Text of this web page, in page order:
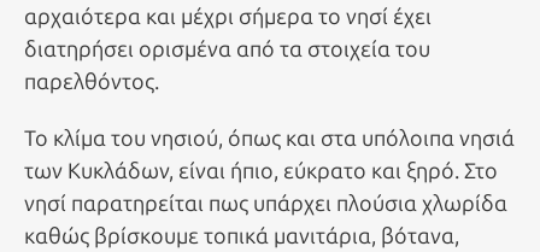
αρχαιότερα και μέχρι σήμερα το νησί έχει
διατηρήσει ορισμένα από τα στοιχεία του
παρελθόντος.
Το κλίμα του νησιού, όπως και στα υπόλοιπα νησιά
των Κυκλάδων, είναι ήπιο, εύκρατο και ξηρό. Στο
νησί παρατηρείται πως υπάρχει πλούσια χλωρίδα
καθώς βρίσκουμε τοπικά μανιτάρια, βότανα,